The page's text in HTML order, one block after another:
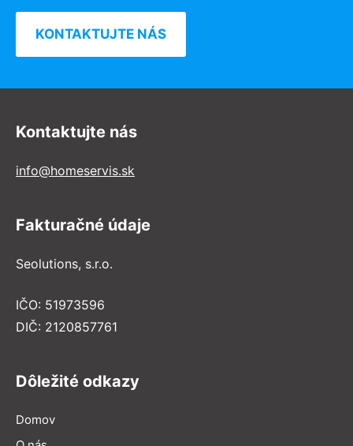
KONTAKTUJTE NÁS
Kontaktujte nás
info@homeservis.sk
Fakturačné údaje
Seolutions, s.r.o.
IČO: 51973596
DIČ: 2120857761
Dôležité odkazy
Domov